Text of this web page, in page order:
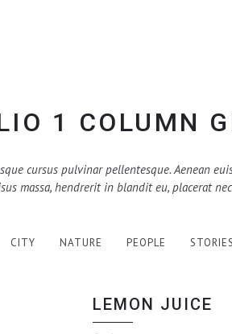
1 COLUMN
cursus pulvinar pellentesque. Aenean
massa, hendrerit in blandit eu, placerat
CITY NATURE PEOPLE STORIES
LEMON JUICE